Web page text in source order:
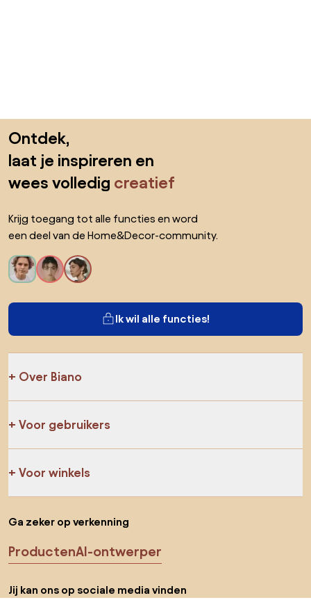
Ontdek,
laat je inspireren en
wees volledig creatief
Krijg toegang tot alle functies en word
een deel van de Home&Decor-community.
Ik wil alle functies!
Over Biano
Voor gebruikers
Voor winkels
Ga zeker op verkenning
ProductenAI-ontwerper
Jij kan ons op sociale media vinden